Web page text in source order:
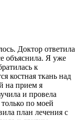
Доктор ответила
объяснила. Я уже
к
костная ткань над
на прием я
и провела
по моей
план лечения с